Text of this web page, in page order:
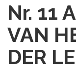
Nr. 11
VAN
DER